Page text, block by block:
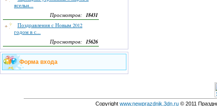
ясельн...
Просмотров: 18431
Поздравления с Новым 2012
годом в с...
Просмотров: 15626
Форма входа
Copyright www.newprazdnik.3dn.ru © 2011